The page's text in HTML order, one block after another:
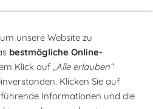
unsere Website zu
bestmögliche Online-
Klick auf „Alle erlauben“
Klicken Sie auf
Informationen und die